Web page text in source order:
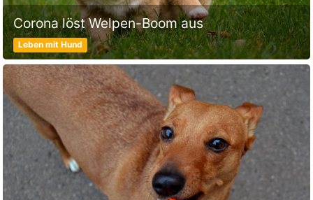
Corona löst Welpen-Boom aus
Leben mit Hund